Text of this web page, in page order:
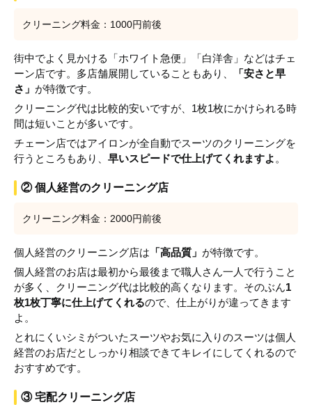
クリーニング料金：1000円前後
街中でよく見かける「ホワイト急便」「白洋舎」などはチェ
ーン店です。多店舗展開していることもあり、
「安さと早
さ」 が特徴です。
クリーニング代は比較的安いですが、1枚1枚にかけられる時
間は短いことが多いです。
チェーン店ではアイロンが全自動でスーツのクリーニングを
行うところもあり、 早いスピードで仕上げてくれますよ 。
② 個人経営のクリーニング店
クリーニング料金：2000円前後
個人経営のクリーニング店は 「高品質」 が特徴です。
個人経営のお店は最初から最後まで職人さん一人で行うこと
が多く、クリーニング代は比較的高くなります。そのぶん1
枚1枚丁寧に仕上げてくれるので、仕上がりが違ってきます
よ。
とれにくいシミがついたスーツやお気に入りのスーツは個人
経営のお店だとしっかり相談できてキレイにしてくれるので
おすすめです。
③ 宅配クリーニング店